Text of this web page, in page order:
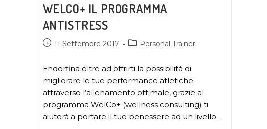
WELCO+ IL PROGRAMMA
ANTISTRESS
11 Settembre 2017 Personal Trainer
Endorfina oltre ad offrirti la possibilità di
migliorare le tue performance atletiche
attraverso l’allenamento ottimale, grazie al
programma WelCo+ (wellness consulting) ti
aiuterà a portare il tuo benessere ad un livello…